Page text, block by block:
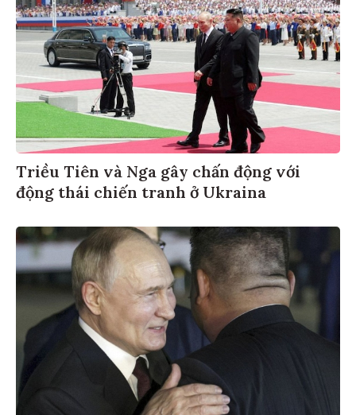
Triều Tiên và Nga gây chấn động với
động thái chiến tranh ở Ukraina